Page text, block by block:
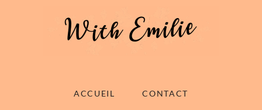
ACCUEIL CONTACT